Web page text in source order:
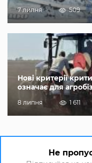
7 липня 509
Нові критерії
означає для
8 липня 1 611
Не